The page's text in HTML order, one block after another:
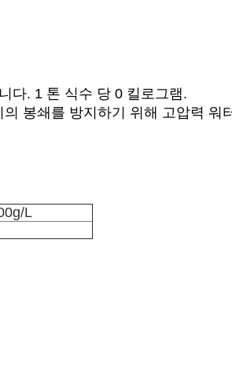
다. 1 톤 식수 당 0 킬로그램.
봉쇄를 방지하기 위해 고압력 워
L